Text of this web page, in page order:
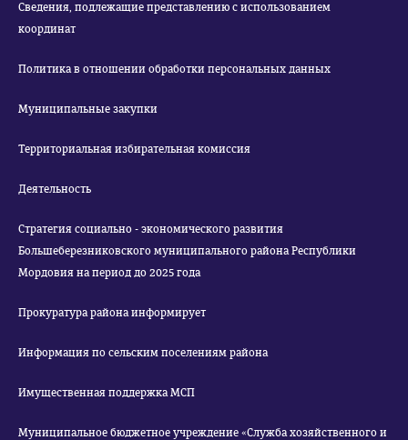
Сведения, подлежащие представлению с использованием
координат
Политика в отношении обработки персональных данных
Муниципальные закупки
Территориальная избирательная комиссия
Деятельность
Стратегия социально - экономического развития
Большеберезниковского муниципального района Республики
Мордовия на период до 2025 года
Прокуратура района информирует
Информация по сельским поселениям района
Имущественная поддержка МСП
Муниципальное бюджетное учреждение «Служба хозяйственного и